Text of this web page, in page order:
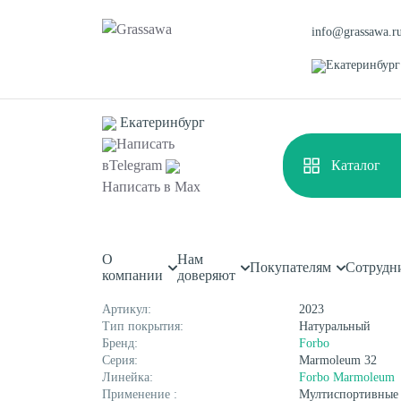
Екатеринбург
Екатеринбург
Написать
вTelegram
Написать в Max
Каталог
О
компании
Нам
доверяют
Покупателям
Спортивная
Декоративная
Цветная
Монофиламентная
Фибриллированная
Каталог Спортивные покрытия
Характеристики
Артикул:
2023
Тип покрытия:
Натуральный
Бренд:
Forbo
Серия:
Marmoleum 32
Линейка:
Forbo Marmoleum
Применение :
Мултиспортивные